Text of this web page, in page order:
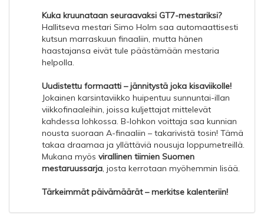
Kuka kruunataan seuraavaksi GT7-mestariksi?
Hallitseva mestari Simo Holm saa automaattisesti
kutsun marraskuun finaaliin, mutta hänen
haastajansa eivät tule päästämään mestaria
helpolla.
Uudistettu formaatti – jännitystä joka kisaviikolle!
Jokainen karsintaviikko huipentuu sunnuntai-illan
viikkofinaaleihin, joissa kuljettajat mittelevät
kahdessa lohkossa. B-lohkon voittaja saa kunnian
nousta suoraan A-finaaliin – takarivistä tosin! Tämä
takaa draamaa ja yllättäviä nousuja loppumetreillä.
Mukana myös virallinen tiimien Suomen
mestaruussarja, josta kerrotaan myöhemmin lisää.
Tärkeimmät päivämäärät – merkitse kalenteriin!